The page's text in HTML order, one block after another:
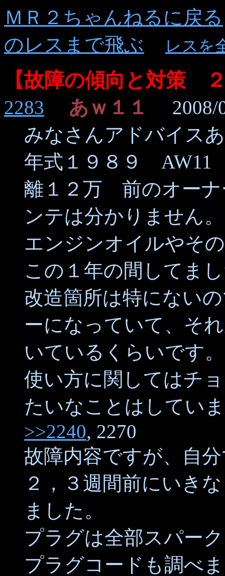
ＭＲ２ちゃんねるに戻る
のレスまで飛ぶ
レスを
【故障の傾向と対策
2283 あｗ１１
2008/
みなさんアドバイス
年式１９８９ AW11
離１２万 前のオーナ
ンテは分かりません。
エンジンオイルやそ
この１年の間してま
改造箇所は特にない
ーになっていて、そ
いているくらいです。
使い方に関してはチ
たいなことはしてい
>>2240, 2270
故障内容ですが、自
２，３週間前にいき
ました。
プラグは全部スパー
プラグコードも調べ